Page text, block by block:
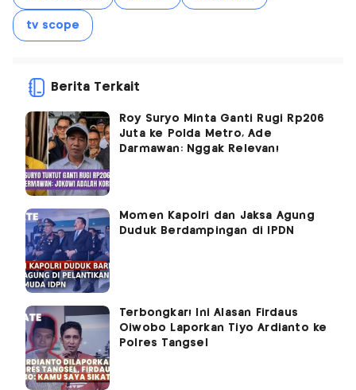
tv scope
Berita Terkait
Roy Suryo Minta Ganti Rugi Rp206
Juta ke Polda Metro, Ade
Darmawan: Nggak Relevan!
Momen Kapolri dan Jaksa Agung
Duduk Berdampingan di IPDN
Terbongkar! Ini Alasan Firdaus
Oiwobo Laporkan Tiyo Ardianto ke
Polres Tangsel